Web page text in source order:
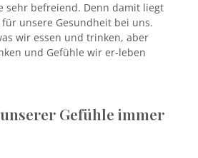
sehr befreiend. Denn damit liegt
unsere Gesundheit bei uns.
wir essen und trinken, aber
und Gefühle wir er-leben
Gefühle immer